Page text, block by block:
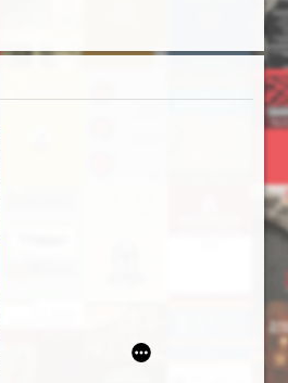
poligonu drawskiego od średniowiecza